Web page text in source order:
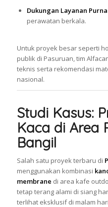
Dukungan Layanan Purna
perawatan berkala.
Untuk proyek besar seperti
publik di Pasuruan, tim
teknis serta rekomendasi
nasional.
Studi Kasus:
Kaca di Area
Bangil
Salah satu proyek terbaru di
menggunakan kombinasi
membrane di area kafe
tetap terang alami di siang
terlihat eksklusif di malam